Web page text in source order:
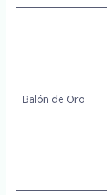
Balón de Oro